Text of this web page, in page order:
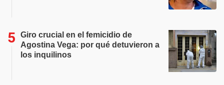
Giro crucial en el femicidio de
Agostina Vega: por qué detuvieron a
los inquilinos